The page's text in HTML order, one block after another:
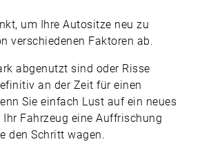
um Ihre Autositze neu zu
verschiedenen Faktoren ab.
abgenutzt sind oder Risse
an der Zeit für einen
Sie einfach Lust auf ein neues
Ihr Fahrzeug eine Auffrischung
den Schritt wagen.